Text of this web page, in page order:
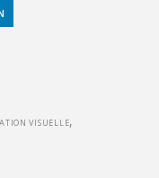
VISUELLE,